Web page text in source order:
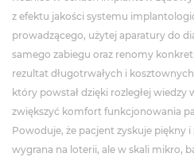
z efektu jakości systemu
prowadzącego, użytej aparatury do
samego zabiegu oraz renomy
rezultat długotrwałych i
który powstał dzięki rozległej
zwiększyć komfort funkcjonowania
Powoduje, że pacjent zyskuje piękny
wygrana na loterii, ale w skali mikro,